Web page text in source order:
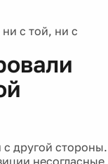
с той, ни с
другой стороны.